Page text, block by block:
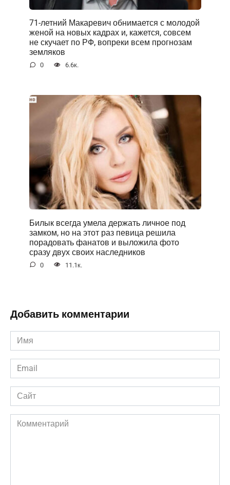
71-летний Макаревич обнимается с молодой
женой на новых кадрах и, кажется, совсем
не скучает по РФ, вопреки всем прогнозам
земляков
0 6.6к.
Билык всегда умела держать личное под
замком, но на этот раз певица решила
порадовать фанатов и выложила фото
сразу двух своих наследников
0 11.1к.
Добавить комментарии
Имя
*
Email
*
Сайт
Комментарий